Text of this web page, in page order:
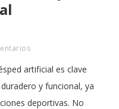
artificial es clave
y funcional, ya
deportivas. No